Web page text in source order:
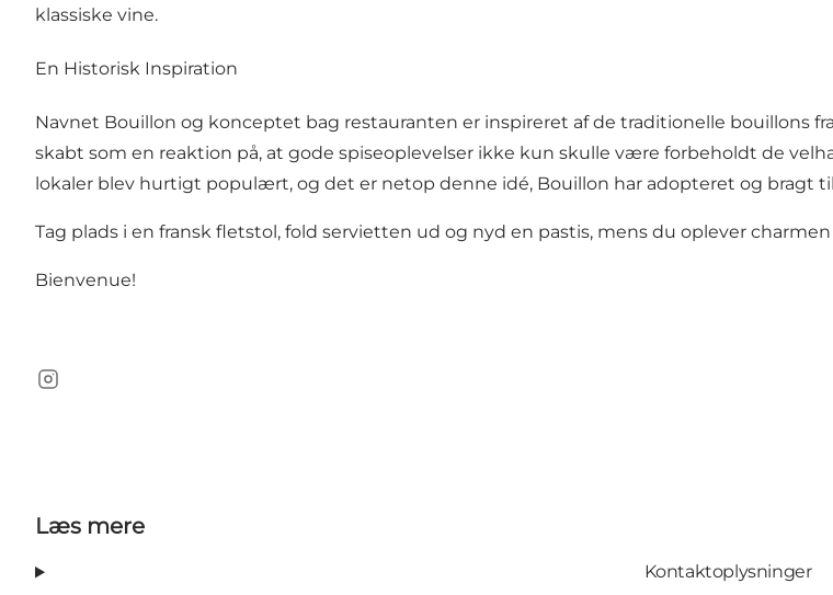
klassiske vine.
En Historisk Inspiration
Navnet Bouillon og konceptet bag restauranten er inspireret af de traditionelle bouillons
skabt som en reaktion på, at gode spiseoplevelser ikke kun skulle være forbeholdt de
lokaler blev hurtigt populært, og det er netop denne idé, Bouillon har adopteret og bragt
Tag plads i en fransk fletstol, fold servietten ud og nyd en pastis, mens du oplever
Bienvenue!
Instagram
Læs mere
Kontaktoplysninger